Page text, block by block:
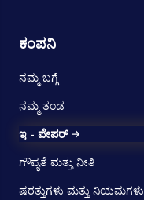
ಕಂಪನಿ
ನಮ್ಮ ಬಗ್ಗೆ
ನಮ್ಮ ತಂಡ
ಇ - ಪೇಪರ್
ಗೌಪ್ಯತೆ ಮತ್ತು ನೀತಿ
ಷರತ್ತುಗಳು ಮತ್ತು ನಿಯಮಗಳು